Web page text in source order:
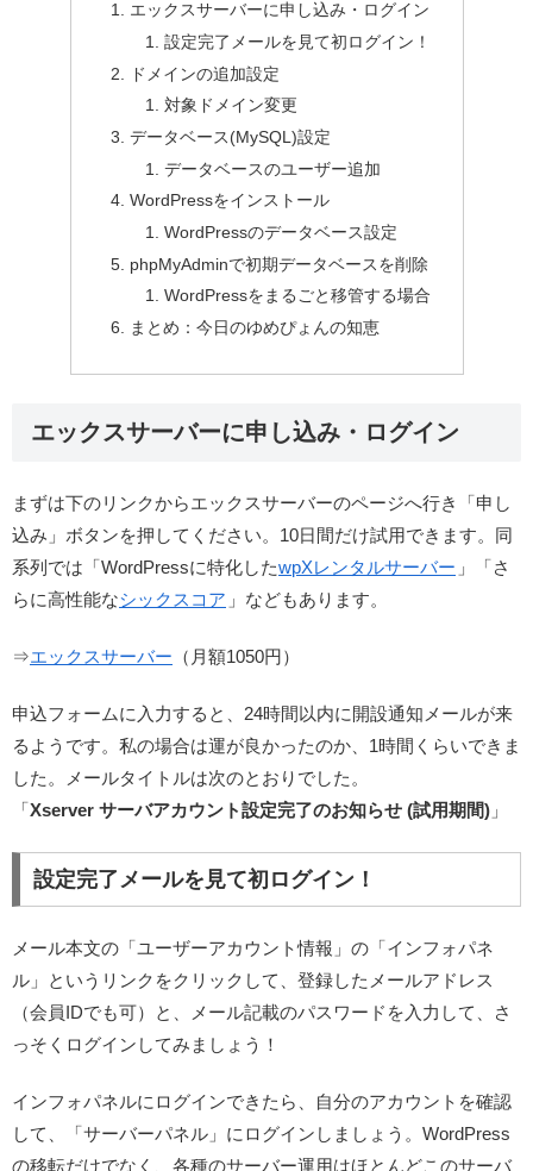
エックスサーバーに申し込み・ログイン
設定完了メールを見て初ログイン！
ドメインの追加設定
対象ドメイン変更
データベース(MySQL)設定
データベースのユーザー追加
WordPressをインストール
WordPressのデータベース設定
phpMyAdminで初期データベースを削除
WordPressをまるごと移管する場合
まとめ：今日のゆめぴょんの知恵
エックスサーバーに申し込み・ログイン
まずは下のリンクからエックスサーバーのページへ行き「申し
込み」ボタンを押してください。 10日間だけ試用できます。同
系列では「WordPressに特化したwpXレンタルサーバー 」「さ
らに高性能なシックスコア 」などもあります。
⇒エックスサーバー （月額1050円）
申込フォームに入力すると、24時間以内に開設通知メールが来
るようです。私の場合は運が良かったのか、1時間くらいできま
した。メールタイトルは次のとおりでした。
「 Xserver サーバアカウント設定完了のお知らせ (試用期間) 」
設定完了メールを見て初ログイン！
メール本文の「ユーザーアカウント情報」の「インフォパネ
ル」というリンクをクリックして、登録したメールアドレス
（会員IDでも可）と、メール記載のパスワードを入力して、さ
っそくログインしてみましょう！
インフォパネルにログインできたら、自分のアカウントを確認
して、「サーバーパネル」にログインしましょう。WordPress
の移転だけでなく、各種のサーバー運用はほとんどこのサーバ